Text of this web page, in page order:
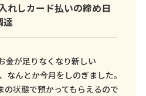
れしカード払いの締め日
達
金が足りなくなり新しい
んとか今月をしのぎました。
の状態で預かってもらえるので